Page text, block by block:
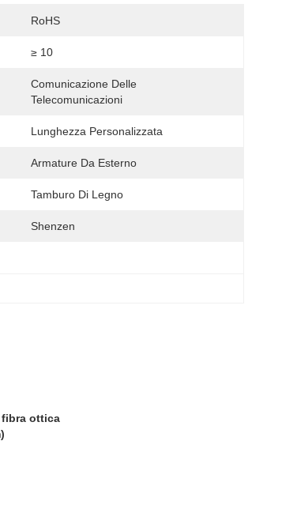
RoHS
≥ 10
Comunicazione Delle
Telecomunicazioni
Lunghezza Personalizzata
Armature Da Esterno
Tamburo Di Legno
Shenzen
fibra ottica